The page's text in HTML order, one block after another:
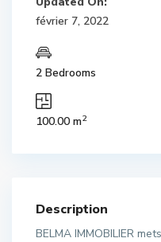
février 7, 2022
2 Bedrooms
100.00 m2
Description
BELMA IMMOBILIER